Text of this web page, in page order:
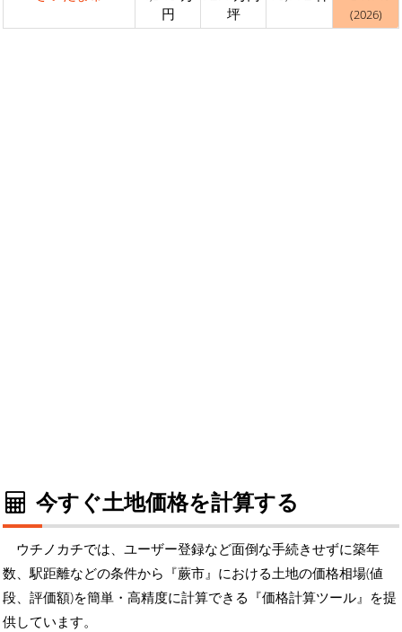
円
坪
(2026)
今すぐ土地価格を計算する
ウチノカチでは、ユーザー登録など面倒な手続きせずに築年
数、駅距離などの条件から『蕨市』における土地の価格相場(値
段、評価額)を簡単・高精度に計算できる『価格計算ツール』を提
供しています。